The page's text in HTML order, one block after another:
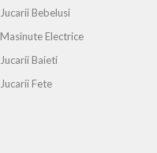
Jucarii Bebelusi
Masinute Electrice
Jucarii Baieti
Jucarii Fete